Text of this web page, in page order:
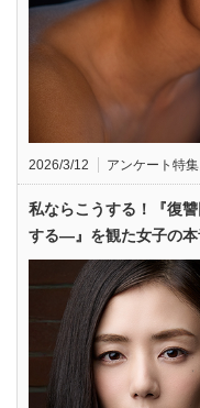
2026/3/12 アンケート特集
私ならこうする！『復
する—』を観た女子の